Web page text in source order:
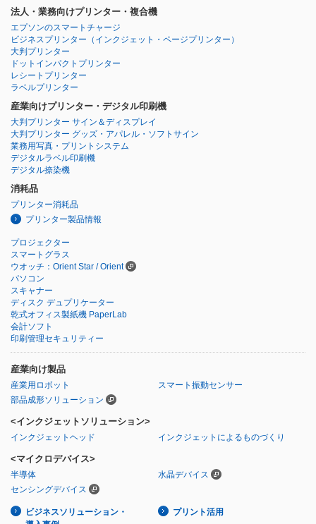
法人・業務向けプリンター・複合機
エプソンのスマートチャージ
ビジネスプリンター （インクジェット・ページプリンター）
大判プリンター
ドットインパクトプリンター
レシートプリンター
ラベルプリンター
産業向けプリンター・デジタル印刷機
大判プリンター サイン＆ディスプレイ
大判プリンター グッズ・アパレル・ソフトサイン
業務用写真・プリントシステム
デジタルラベル印刷機
デジタル捺染機
消耗品
プリンター消耗品
プリンター製品情報
プロジェクター
スマートグラス
ウオッチ：Orient Star / Orient
パソコン
スキャナー
ディスク デュプリケーター
乾式オフィス製紙機 PaperLab
会計ソフト
印刷管理セキュリティー
産業向け製品
産業用ロボット
スマート振動センサー
部品成形ソリューション
<インクジェットソリューション>
インクジェットヘッド インクジェットによるものづくり
<マイクロデバイス>
半導体
水晶デバイス
センシングデバイス
ビジネスソリューション・
プリント活用